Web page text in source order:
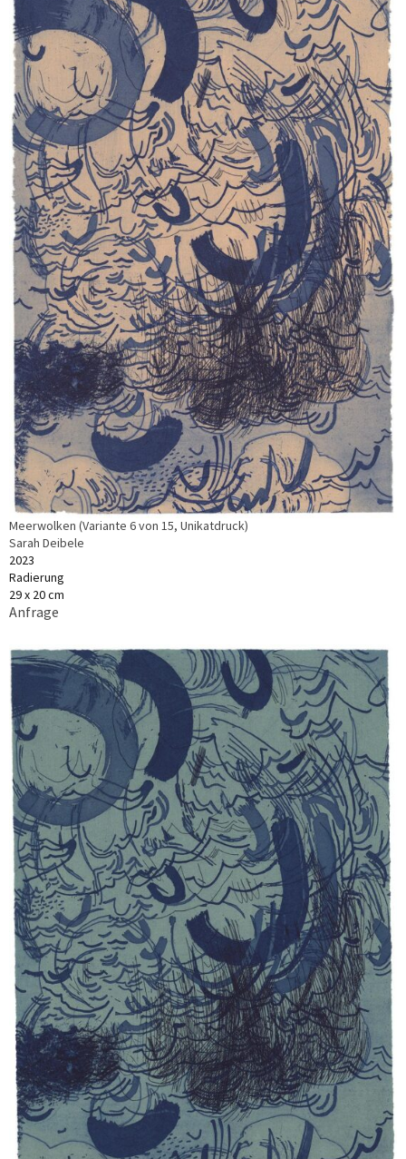
Meerwolken (Variante 6 von 15, Unikatdruck)
Sarah Deibele
2023
Radierung
29 x 20 cm
Anfrage